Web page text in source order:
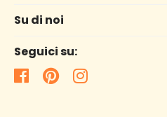
Su di noi
Seguici su: